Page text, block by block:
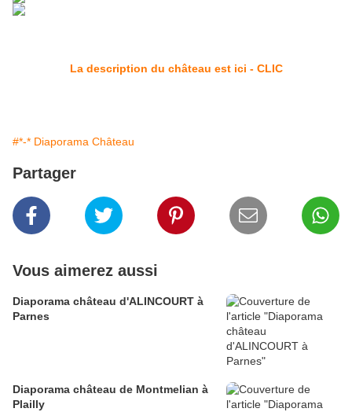
La description du château est ici - CLIC
#*-* Diaporama Château
Partager
Vous aimerez aussi
Diaporama château d'ALINCOURT à
Parnes
Diaporama château de Montmelian à
Plailly